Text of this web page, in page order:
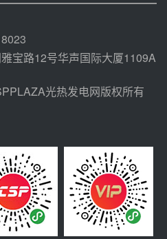
助力构建绿色低碳电力供给
宝路12号华声国际大厦1109A
光热发电网版权所有